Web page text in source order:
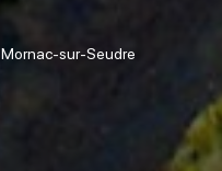
Mornac-sur-Seudre